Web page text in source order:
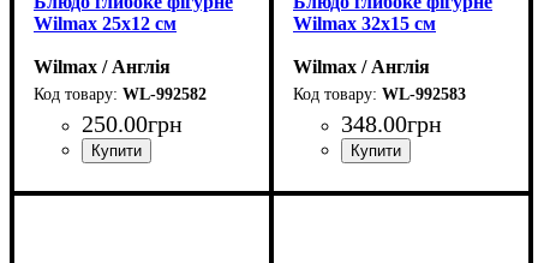
Wilmax 25х12 см
Wilmax / Англія
WL-992582
250.00грн
Wilmax 32х15 см
Wilmax / Англія
WL-992583
348.00грн